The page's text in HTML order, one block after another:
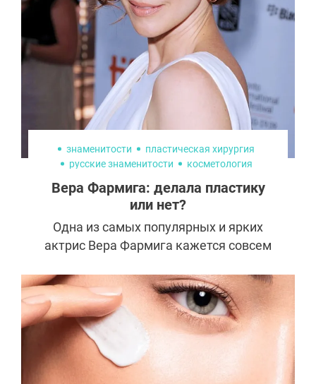
знаменитости
пластическая хирургия
русские знаменитости
косметология
Вера Фармига: делала пластику
или нет?
Одна из самых популярных и ярких
актрис Вера Фармига кажется совсем
Выразительные черты лица, гладкая
кожа и стройная фигура остались с ней
и в 47 лет после рождения двоих детей
и сложных характерных ролей в кино.
Давайте посмотрим, в чем секрет ее
красоты: в украинских генах или в